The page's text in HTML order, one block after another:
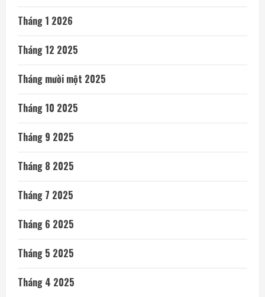
Tháng 1 2026
Tháng 12 2025
Tháng mười một 2025
Tháng 10 2025
Tháng 9 2025
Tháng 8 2025
Tháng 7 2025
Tháng 6 2025
Tháng 5 2025
Tháng 4 2025